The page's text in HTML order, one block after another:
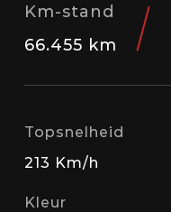
Km-stand
66.455 km
Topsnelheid
213 Km/h
Kleur